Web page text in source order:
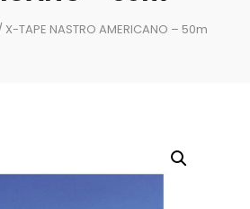
X-TAPE NASTRO AMERICANO – 50m